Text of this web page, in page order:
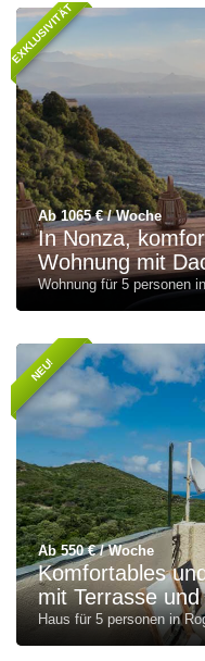
EXKLUSIVITÄT
Ab 1065 € / Woche
In Nonza,
Wohnung mit
Wohnung für 5 personen
NEU!
Ab 550 € / Woche
Komfortables
mit Terrasse
Haus für 5 personen in